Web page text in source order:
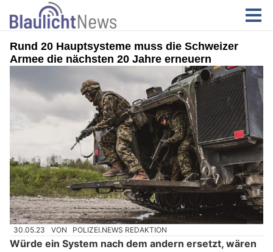
Rund 20 Hauptsysteme muss die Schweizer
Armee die nächsten 20 Jahre erneuern
30.05.23 VON POLIZEI.NEWS REDAKTION
Würde ein System nach dem andern ersetzt, wären